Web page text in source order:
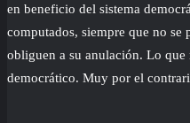
en beneficio del sistema
computados, siempre que no se
obliguen a su anulación. Lo
democrático. Muy por el